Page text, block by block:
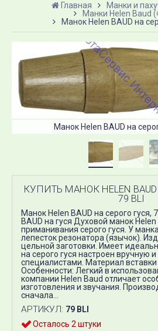
Главная
Манки и
Манки Helen Baud
Манок Helen BAUD на
Манок Helen BAUD на
КУПИТЬ МАНОК HELEN
79 BLI
Манок Helen BAUD на серого гуся,
BAUD на гуся Духовой манок
приманивания серого гуся. У
лепесток резонатора (язычок).
цельной заготовки. Имеет
на серого гуся настроен вручную
специалистами. Материал вставки
Особенности: Легкий в
компании Helen Baud отличает
изготовления и звучания.
сначала...
АРТИКУЛ: 79 BLI
Осталось 2 штуки